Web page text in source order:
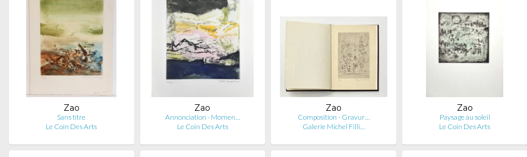
Zao
Sans titre
Le Coin Des Arts
Zao
Annonciation - Momen…
Le Coin Des Arts
Zao
Composition - Gravur…
Galerie Michel Filli…
Zao
Paysage au soleil
Le Coin Des Arts